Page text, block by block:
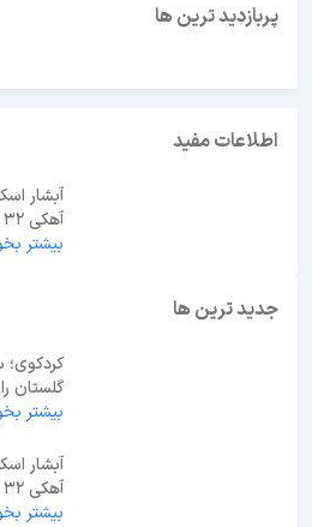
پربازدید ترین ها
امارات
اطلاعات مفید
آبشار
آهکی ۳۲ متری در لفور
بیشتر
جدید ترین ها
گلستان
بیشتر
آبشار
آهکی ۳۲ متری در لفور
بیشتر